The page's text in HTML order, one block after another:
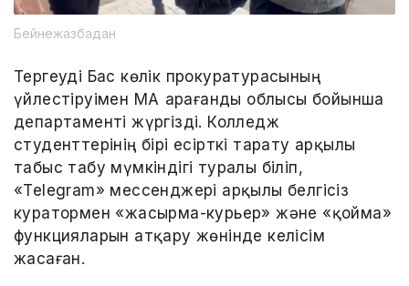
Бейнежазбадан
Тергеуді Бас көлік прокуратурасының
үйлестіруімен ҚМА Қарағанды облысы бойынша
департаменті жүргізді. Колледж
студенттерінің бірі есірткі тарату арқылы
табыс табу мүмкіндігі туралы біліп,
«Telegram» мессенджері арқылы белгісіз
куратормен «жасырма-курьер» және «қойма»
функцияларын атқару жөнінде келісім
жасаған.